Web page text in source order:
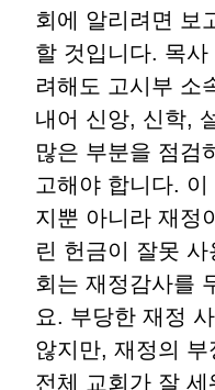
회에 알리려면 보
할 것입니다. 목
려해도 고시부 소
내어 신앙, 신학,
많은 부분을 점검
고해야 합니다.
지뿐 아니라 재정
린 헌금이 잘못
회는 재정감사를
요. 부당한 재정
않지만, 재정의
전체 교회가 잘